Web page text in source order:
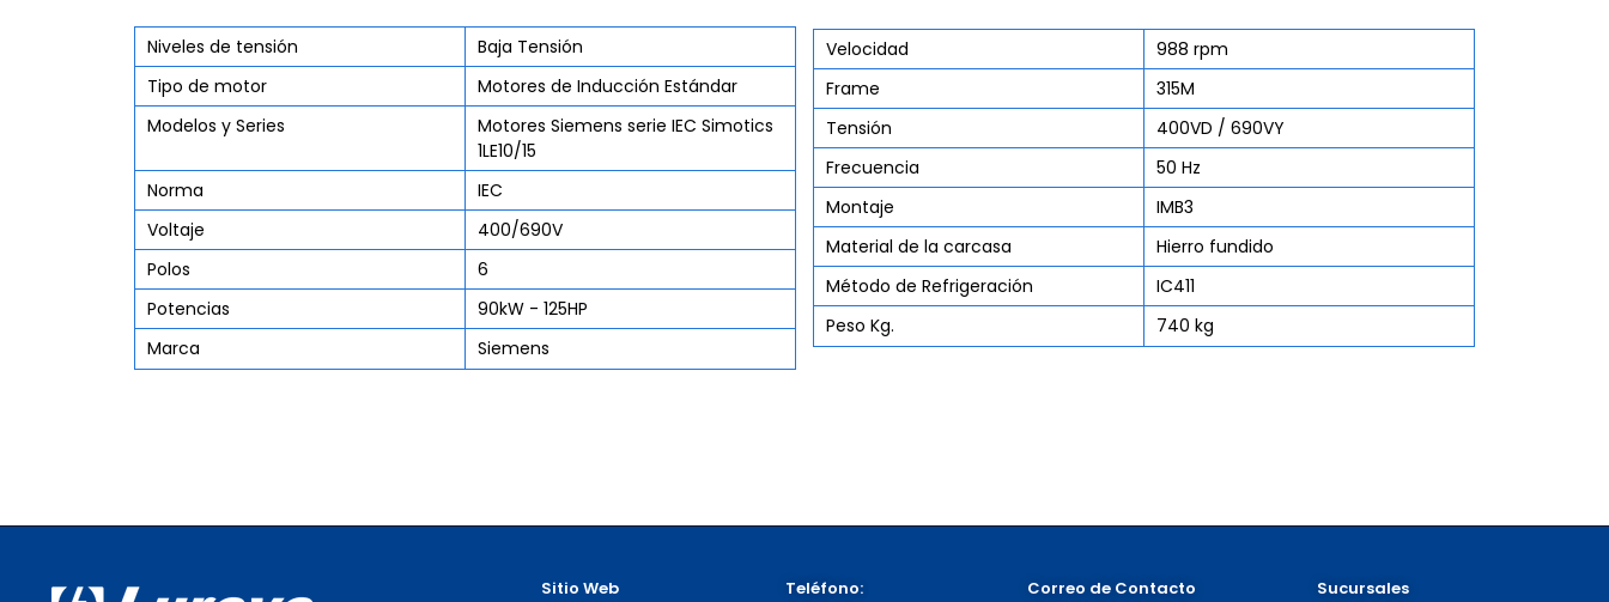
Niveles de tensión
Baja Tensión
Tipo de motor
Motores de Inducción Estándar
Modelos y Series
Motores Siemens serie IEC Simotics
1LE10/15
Norma
IEC
Voltaje
400/690V
Polos
6
Potencias
90kW - 125HP
Marca
Siemens
Velocidad
988 rpm
Frame
315M
Tensión
400VD / 690VY
Frecuencia
50 Hz
Montaje
IMB3
Material de la carcasa
Hierro fundido
Método de Refrigeración
IC411
Peso Kg.
740 kg
Sitio Web Teléfono: Correo de Contacto Sucursales